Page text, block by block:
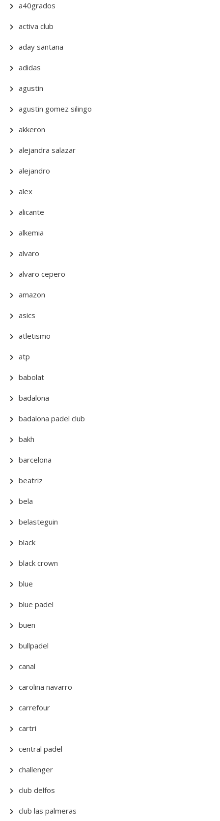
a40grados
activa club
aday santana
adidas
agustin
agustin gomez silingo
akkeron
alejandra salazar
alejandro
alex
alicante
alkemia
alvaro
alvaro cepero
amazon
asics
atletismo
atp
babolat
badalona
badalona padel club
bakh
barcelona
beatriz
bela
belasteguin
black
black crown
blue
blue padel
buen
bullpadel
canal
carolina navarro
carrefour
cartri
central padel
challenger
club delfos
club las palmeras